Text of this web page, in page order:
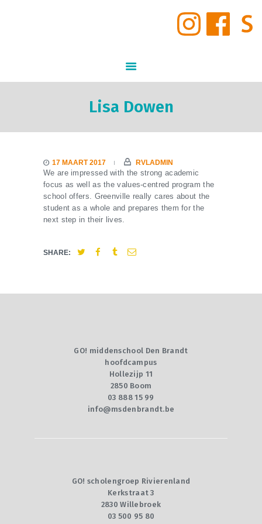
Lisa Dowen
GO! Middenschool Den Brandt
VIRTUELE TOUR DOOR DE
SCHOOL
INFORMATIE
SCHOOLREGLEMENT
CONTACT
17 MAART 2017 RVLADMIN
We are impressed with the strong academic
focus as well as the values-centred program the
school offers. Greenville really cares about the
student as a whole and prepares them for the
next step in their lives.
SHARE:
GO! middenschool Den Brandt
hoofdcampus
Hollezijp 11
2850 Boom
03 888 15 99
info@msdenbrandt.be
GO! scholengroep Rivierenland
Kerkstraat 3
2830 Willebroek
03 500 95 80